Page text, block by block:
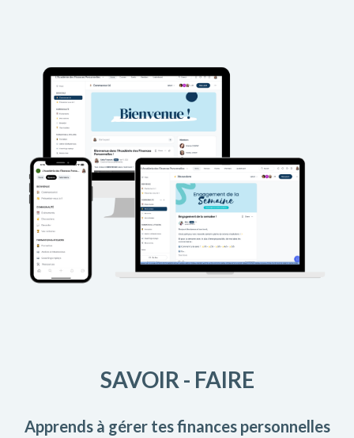
SAVOIR - FAIRE
Apprends à gérer tes finances personnelles